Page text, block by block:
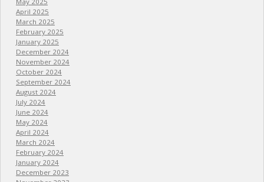
April 2025
March 2025
February 2025
January 2025
December 2024
November 2024
October 2024
September 2024
August 2024
July 2024
June 2024
May 2024
April 2024
March 2024
February 2024
January 2024
December 2023